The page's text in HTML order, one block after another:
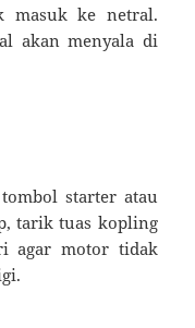
masuk ke netral.
akan menyala di
starter atau
tarik tuas kopling
agar motor tidak